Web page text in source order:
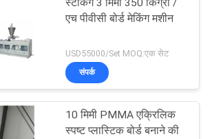
स्टैकिंग 3 मिमी 350 किग्रा /
एच पीवीसी बोर्ड मेकिंग मशीन
USD55000/Set MOQ:एक सेट
संपर्क
10 मिमी PMMA एक्रिलिक
स्पष्ट प्लास्टिक बोर्ड बनाने की